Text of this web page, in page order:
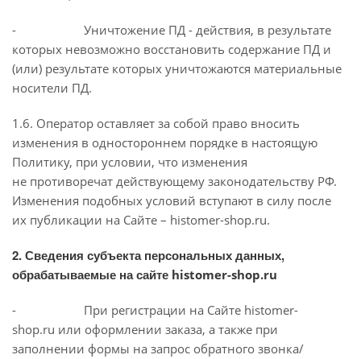
- Уничтожение ПД - действия, в результате
которых невозможно восстановить содержание ПД и
(или) результате которых уничтожаются материальные
носители ПД.
1.6. Оператор оставляет за собой право вносить
изменения в одностороннем порядке в настоящую
Политику, при условии, что изменения
не противоречат действующему законодательству РФ.
Изменения подобных условий вступают в силу после
их публикации на Сайте – histomer-shop.ru.
2. Сведения субъекта персональных данных,
обрабатываемые на сайте histomer-shop.ru
- При регистрации на Сайте histomer-
shop.ru или оформлении заказа, а также при
заполнении формы на запрос обратного звонка/